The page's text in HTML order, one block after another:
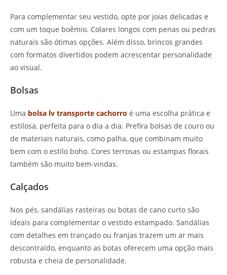
Para complementar seu vestido, opte por joias delicadas e
com um toque boêmio. Colares longos com penas ou pedras
naturais são ótimas opções. Além disso, brincos grandes
com formatos divertidos podem acrescentar personalidade
ao visual.
Bolsas
Uma bolsa lv transporte cachorro é uma escolha prática e
estilosa, perfeita para o dia a dia. Prefira bolsas de couro ou
de materiais naturais, como palha, que combinam muito
bem com o estilo boho. Cores terrosas ou estampas florais
também são muito bem-vindas.
Calçados
Nos pés, sandálias rasteiras ou botas de cano curto são
ideais para complementar o vestido estampado. Sandálias
com detalhes em trançado ou franjas trazem um ar mais
descontraído, enquanto as botas oferecem uma opção mais
robusta e cheia de personalidade.